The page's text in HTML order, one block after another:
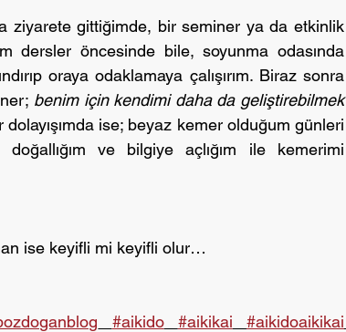
ziyarete gittiğimde, bir seminer ya da etkinlik
dersler öncesinde bile, soyunma odasında
oraya odaklamaya çalışırım. Biraz sonra
benim için kendimi daha da geliştirebilmek
ise; beyaz kemer olduğum günleri
ve bilgiye açlığım ile kemerimi
ise keyifli mi keyifli olur…
#aikido #aikikai
#aikidoaikikai